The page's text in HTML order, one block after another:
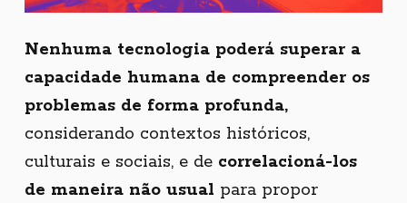
Nenhuma tecnologia poderá superar a
capacidade humana de compreender os
problemas de forma profunda,
considerando contextos históricos,
culturais e sociais, e decorrelacioná-los
de maneira não usual para propor